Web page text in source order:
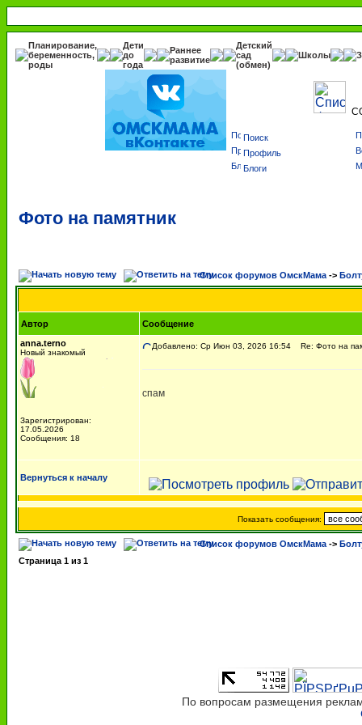
Планирование,
беременность,
роды
Дети
до
года
Раннее
развитие
Детский
сад
(обмен)
Школы
Поиск
Профиль
Блоги
Фото на памятник
Список форумов ОмскМама ->
Автор
Сообщение
anna.terno
Новый знакомый
Зарегистрирован:
17.05.2026
Сообщения: 18
Добавлено: Ср Июн 03, 2026 16:54 Re: Фото на
спам
Вернуться к началу
Показать сообщения:
Список форумов ОмскМама ->
Страница 1 из 1
По вопросам размещения